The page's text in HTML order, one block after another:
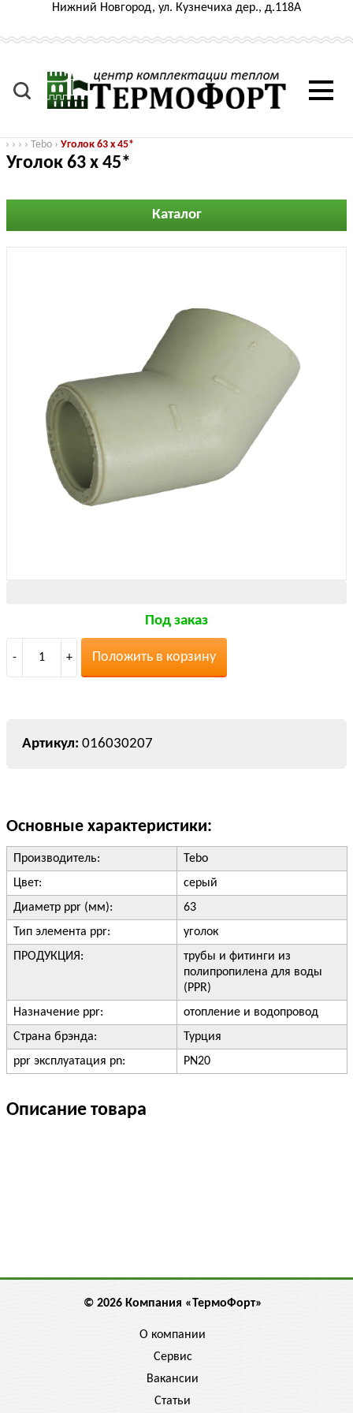
Нижний Новгород, ул. Кузнечиха дер., д.118А
› › › › Tebo › Уголок 63 x 45*
Уголок 63 x 45*
Каталог
Под заказ
- 1 + Положить в корзину
016030207
Основные характеристики:
Производитель:
Tebo
Цвет:
серый
Диаметр ppr (мм):
63
Тип элемента ppr:
уголок
ПРОДУКЦИЯ:
трубы и фитинги из
полипропилена для воды
(PPR)
Назначение ppr:
отопление и водопровод
Страна брэнда:
Турция
ppr эксплуатация pn:
PN20
Описание товара
© 2026 Компания «ТермоФорт»
О компании
Сервис
Вакансии
Статьи